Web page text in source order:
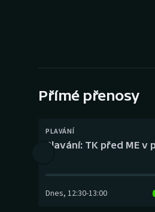
Přímé přenosy
PLAVÁNÍ
Plavání: TK před ME v
Dnes, 12:30-13:00